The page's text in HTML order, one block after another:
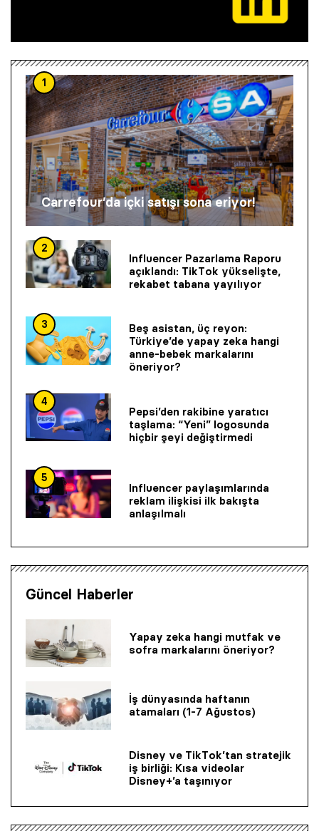
1
Carrefour’da içki satışı sona eriyor!
2
Influencer Pazarlama Raporu
açıklandı: TikTok yükselişte,
rekabet tabana yayılıyor
3
Beş asistan, üç reyon:
Türkiye’de yapay zeka hangi
anne-bebek markalarını
öneriyor?
4
Pepsi’den rakibine yaratıcı
taşlama: “Yeni” logosunda
hiçbir şeyi değiştirmedi
5
Influencer paylaşımlarında
reklam ilişkisi ilk bakışta
anlaşılmalı
Güncel Haberler
Yapay zeka hangi mutfak ve
sofra markalarını öneriyor?
İş dünyasında haftanın
atamaları (1-7 Ağustos)
Disney ve TikTok’tan stratejik
iş birliği: Kısa videolar
Disney+’a taşınıyor